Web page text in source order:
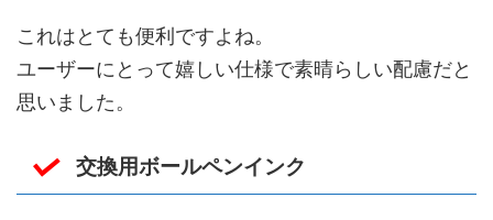
これはとても便利ですよね。
ユーザーにとって嬉しい仕様で素晴らしい配慮だと
思いました。
交換用ボールペンインク